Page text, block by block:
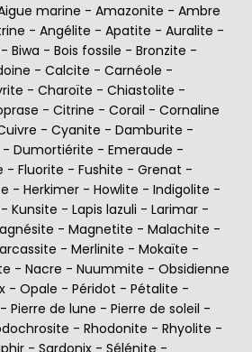
marine - Amazonite - Ambre
- Angélite - Apatite - Auralite -
- Biwa - Bois fossile - Bronzite -
- Calcite - Carnéole -
- Charoïte - Chiastolite -
- Citrine - Corail - Cornaline
- Cyanite - Damburite -
- Dumortiérite - Emeraude -
- Fluorite - Fushite - Grenat -
- Herkimer - Howlite - Indigolite -
- Kunsite - Lapis lazuli - Larimar -
- Magnetite - Malachite -
- Merlinite - Mokaïte -
- Nacre - Nuummite - Obsidienne
- Opale - Péridot - Pétalite -
- Pierre de lune - Pierre de soleil -
- Rhodonite - Rhyolite -
- Sardonix - Sélénite -